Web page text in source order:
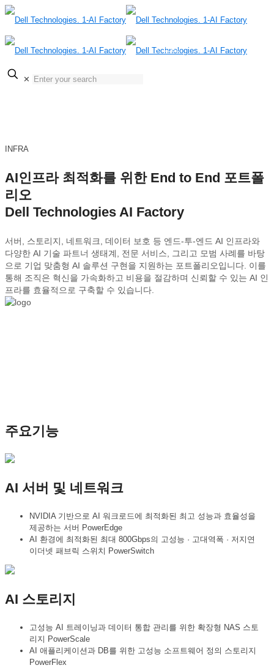
✕
INFRA
AI인프라 최적화를 위한 End to End 포트폴
리오
Dell Technologies AI Factory
서버, 스토리지, 네트워크, 데이터 보호 등 엔드-투-엔드 AI 인프라와
다양한 AI 기술 파트너 생태계, 전문 서비스, 그리고 모범 사례를 바탕
으로 기업 맞춤형 AI 솔루션 구현을 지원하는 포트폴리오입니다. 이를
통해 조직은 혁신을 가속화하고 비용을 절감하며 신뢰할 수 있는 AI 인
프라를 효율적으로 구축할 수 있습니다.
주요기능
AI 서버 및 네트워크
NVIDIA 기반으로 AI 워크로드에 최적화된 최고 성능과 효율성을
제공하는 서버 PowerEdge
AI 환경에 최적화된 최대 800Gbps의 고성능 · 고대역폭 · 저지연
이더넷 패브릭 스위치 PowerSwitch
AI 스토리지
고성능 AI 트레이닝과 데이터 통합 관리를 위한 확장형 NAS 스토
리지 PowerScale
AI 애플리케이션과 DB를 위한 고성능 소프트웨어 정의 스토리지
PowerFlex
ENG